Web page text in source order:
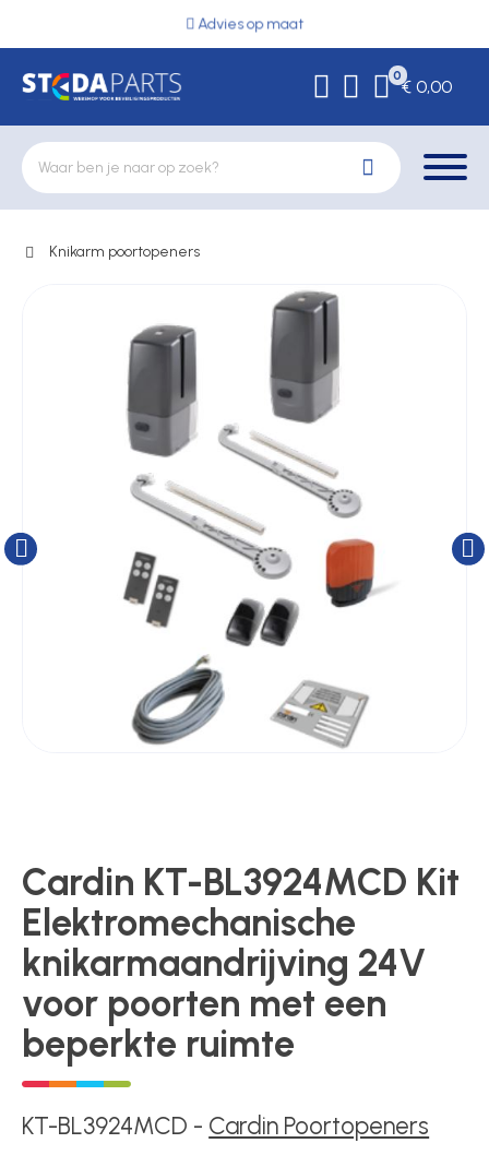
Advies op maat
0
€ 0,00
Deurbeslag
Elektrische vergrendeling
Hekwerkonderdelen
Poortonderdelen
Toegangsverlening
Voedingen
Over ons
Knikarm poortopeners
Cardin KT-BL3924MCD Kit
Elektromechanische
knikarmaandrijving 24V
voor poorten met een
beperkte ruimte
KT-BL3924MCD - Cardin Poortopeners